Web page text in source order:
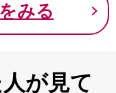
、じっくり育てら
畜産物をお礼の特
みる
が見て